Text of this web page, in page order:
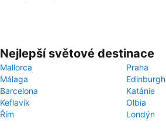
Nejlepší světové destinace
Mallorca
Praha
Málaga
Edinburgh
Barcelona
Katánie
Keflavík
Olbia
Řím
Londýn